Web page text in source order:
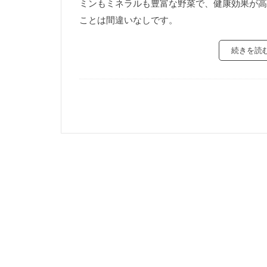
ミンもミネラルも豊富な野菜で、健康効果が
ことは間違いなしです。
続きを読